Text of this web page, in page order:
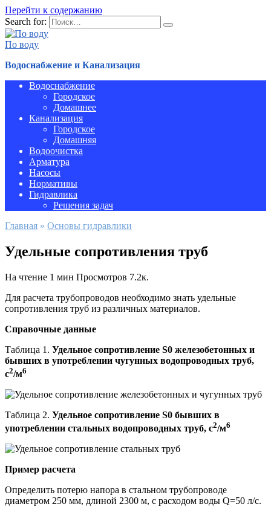
Перейти к содержанию
Search for:
По воду
Водоснабжение и Канализация
Водоснабжение
Городское
Домашнее
Канализация
Городское
Домашняя
Водоочистка
Арматура
Насосы
Нормативы
Гидравлика
Решения задач
Главная » Основы гидравлики
Удельные сопротивления труб
На чтение 1 мин Просмотров 7.2к.
Для расчета трубопроводов необходимо знать удельные
сопротивления труб из различных материалов.
Справочные данные
Таблица 1. Удельное сопротивление S0 железобетонных и
бывших в употреблении чугунных водопроводных труб,
с2/м6
Таблица 2. Удельное сопротивление S0 бывших в
употреблении стальных водопроводных труб, с2/м6
Пример расчета
Определить потерю напора в стальном трубопроводе
диаметром 250 мм, длиной 2300 м, с расходом воды Q=50 л/с.